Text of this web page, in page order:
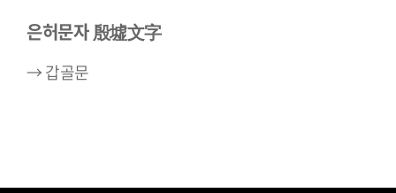
은허문자 殷墟文字
→ 갑골문